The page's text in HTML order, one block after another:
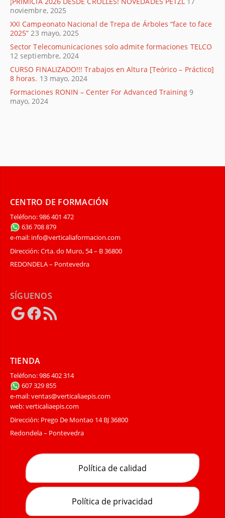
noviembre, 2025
XXI Campeonato Nacional de Trepa de Árboles “face to face
2025” 23 mayo, 2025
Sector Telecomunicaciones solo admite formaciones TELCO
12 septiembre, 2024
CURSO FINALIZADO!!! Trabajos en Altura [Teórico – Práctico]
8 horas. 13 mayo, 2024
Formaciones RONIN – Center For Advanced Training 9
mayo, 2024
CENTRO DE FORMACIÓN
Teléfono: 986 401 472
636 708 879
e-mail: info@verticaliaformacion.com
Dirección: Crta. do Muro, 54 – B 36800
REDONDELA – Pontevedra
SÍGUENOS
GoogleFacebook
Feed
RSS
TIENDA
Teléfono: 986 402 314
607 329 855
e-mail: ventas@verticaliaepis.com
web: verticaliaepis.com
Dirección: Prego De Montao 14 BJ 36800
Redondela – Pontevedra